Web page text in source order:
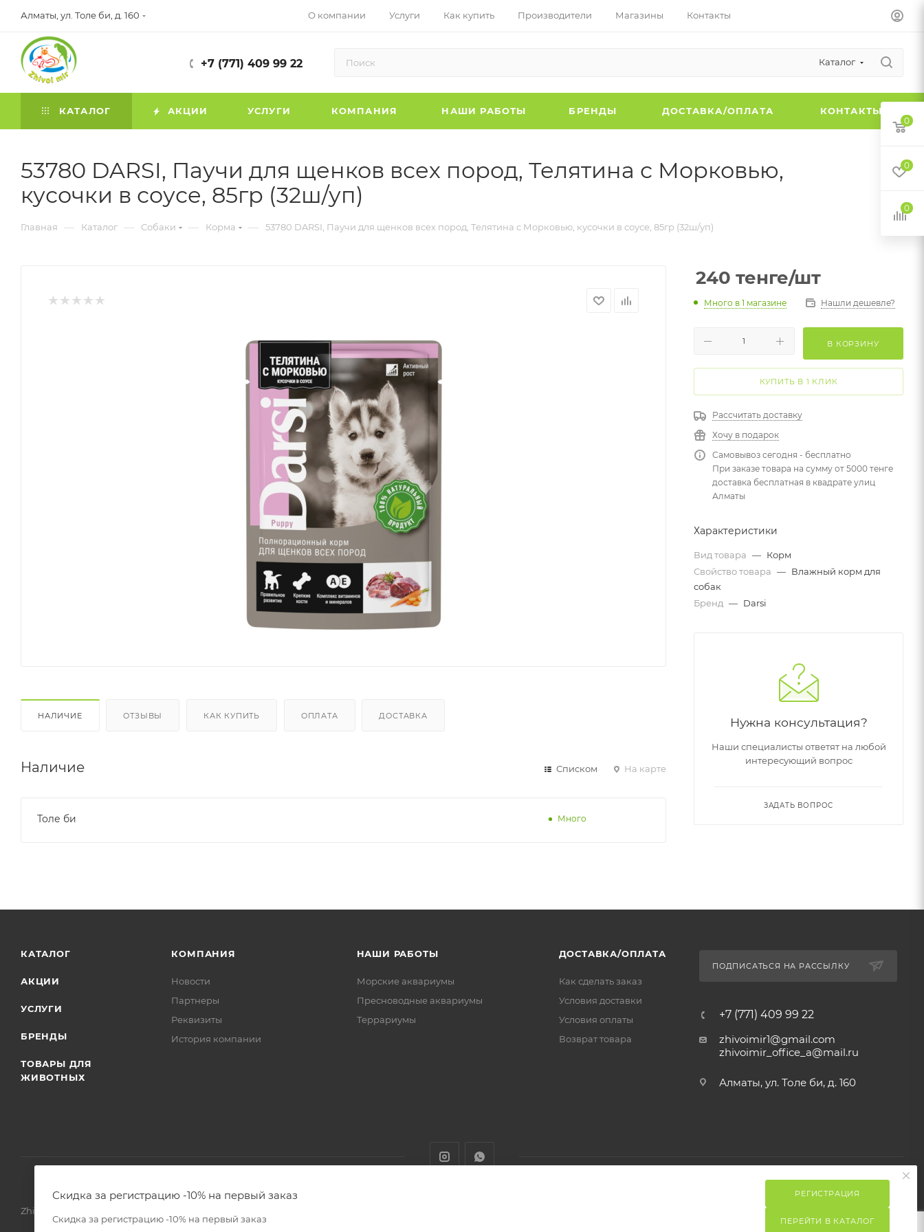
Алматы, ул. Толе би, д. 160 О компании Услуги Как купить Производители Магазины Контакты
+7 (771) 409 99 22 Каталог
КАТАЛОГ АКЦИИ УСЛУГИ КОМПАНИЯ НАШИ РАБОТЫ БРЕНДЫ ДОСТАВКА/ОПЛАТА КОНТАКТЫ
53780 DARSI, Паучи для щенков всех пород, Телятина с Морковью,
кусочки в соусе, 85гр (32ш/уп)
Главная — Каталог — Собаки — Корма — 53780 DARSI, Паучи для щенков всех пород, Телятина с Морковью, кусочки в соусе, 85гр (32ш/уп)
НАЛИЧИЕ ОТЗЫВЫ КАК КУПИТЬ ОПЛАТА ДОСТАВКА
Наличие Списком На карте
Толе би Много
240 тенге/шт
Много в 1 магазине Нашли дешевле?
В КОРЗИНУ
КУПИТЬ В 1 КЛИК
Рассчитать доставку
Хочу в подарок
Самовывоз сегодня - бесплатно
При заказе товара на сумму от 5000 тенге
доставка бесплатная в квадрате улиц
Алматы
Характеристики
Вид товара — Корм
Свойство товара — Влажный корм для
собак
Бренд — Darsi
Нужна консультация?
Наши специалисты ответят на любой
интересующий вопрос
ЗАДАТЬ ВОПРОС
КАТАЛОГ
АКЦИИ
УСЛУГИ
БРЕНДЫ
ТОВАРЫ ДЛЯ
ЖИВОТНЫХ
КОМПАНИЯ
Новости
Партнеры
Реквизиты
История компании
НАШИ РАБОТЫ
Морские аквариумы
Пресноводные аквариумы
Террариумы
ДОСТАВКА/ОПЛАТА
Как сделать заказ
Условия доставки
Условия оплаты
Возврат товара
ПОДПИСАТЬСЯ НА РАССЫЛКУ
+7 (771) 409 99 22
zhivoimir1@gmail.com
zhivoimir_office_a@mail.ru
Алматы, ул. Толе би, д. 160
Zhivoimir.kz 2026 © – Интернет-зоомагазин для питомцев и животных с доставкой товаров по Алматы и Казахстану
0
0
0
Скидка за регистрацию -10% на первый заказ
Скидка за регистрацию -10% на первый заказ
РЕГИСТРАЦИЯ
ПЕРЕЙТИ В КАТАЛОГ